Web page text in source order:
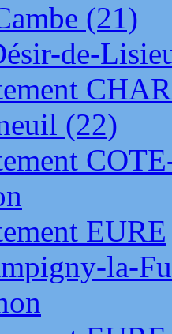
(21)
de-
(22)
EURE
la-